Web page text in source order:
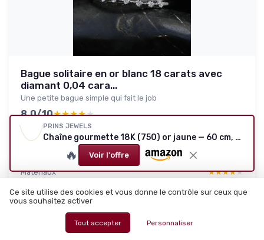
Bague solitaire en or blanc 18 carats avec
diamant 0,04 cara...
Une petite bague simple qui fait le job
8.0/10★★★★★
★★★★★
Rapport qualité-prix ★★★★★
★★★★★
Materiaux
★★★★★
★★★★★
PRINS JEWELS
Chaîne gourmette 18K (750) or jaune — 60 cm, 2,3 mm
🔥 Voir l'offre
Ce site utilise des cookies et vous donne le contrôle sur ceux que
vous souhaitez activer
Tout accepter Personnaliser